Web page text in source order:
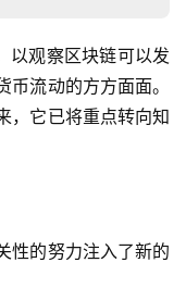
以观察区块链可以发
流动的方方面面。
，它已将重点转向知
性的努力注入了新的